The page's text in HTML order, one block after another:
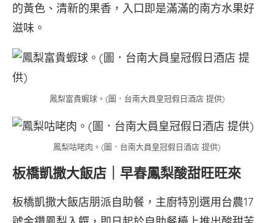
的黃色、清新的果香，入口即是滿滿的南方水果好
滋味。
鳳梨富貴蝦球。(圖．台南大員皇冠假日酒店 提供)
鳳梨咕咾肉。(圖．台南大員皇冠假日酒店 提供)
板橋凱撒大飯店｜早春鳳梨酸甜旺旺來
板橋凱撒大飯店朋派自助餐，主廚特別選用台農17